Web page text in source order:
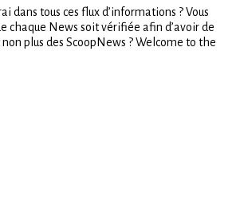
Fake
News
dans tous ces flux d’informations ? Vous
chaque News soit vérifiée afin d’avoir de
plus des ScoopNews ? Welcome to the